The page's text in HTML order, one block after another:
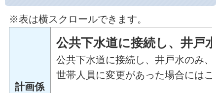
※表は横スクロールできます。
計画係
公共下水道に接続し、井戸
公共下水道に接続し、井戸水のみ、
世帯人員に変更があった場合にはご